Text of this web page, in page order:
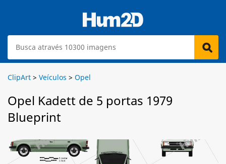
ClipArt > Veículos > Opel
Opel Kadett de 5 portas 1979
Blueprint